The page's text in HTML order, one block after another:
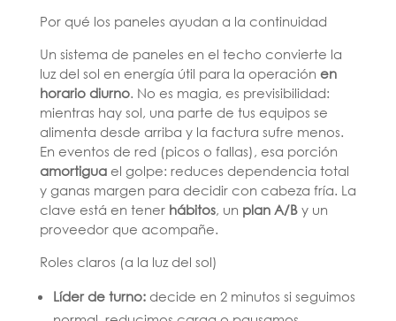
Por qué los paneles ayudan a la continuidad
Un sistema de paneles en el techo convierte la
luz del sol en energía útil para la operación en
horario diurno. No es magia, es previsibilidad:
mientras hay sol, una parte de tus equipos se
alimenta desde arriba y la factura sufre menos.
En eventos de red (picos o fallas), esa porción
amortiguael golpe: reduces dependencia total
y ganas margen para decidir con cabeza fría. La
clave está en tener hábitos, un plan A/By un
proveedor que acompañe.
Roles claros (a la luz del sol)
Líder de turno:decide en 2 minutos si seguimos